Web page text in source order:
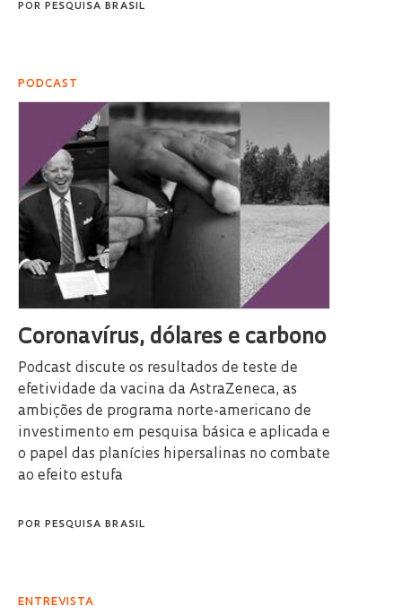
POR PESQUISA BRASIL
PODCAST
Coronavírus, dólares e carbono
Podcast discute os resultados de teste de
efetividade da vacina da AstraZeneca, as
ambições de programa norte-americano de
investimento em pesquisa básica e aplicada e
o papel das planícies hipersalinas no combate
ao efeito estufa
POR PESQUISA BRASIL
ENTREVISTA